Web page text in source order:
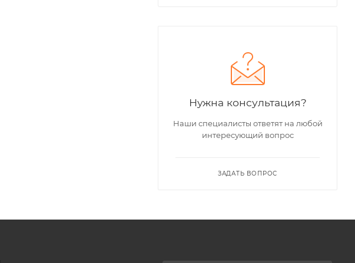
Нужна консультация?
Наши специалисты ответят на любой
интересующий вопрос
ЗАДАТЬ ВОПРОС